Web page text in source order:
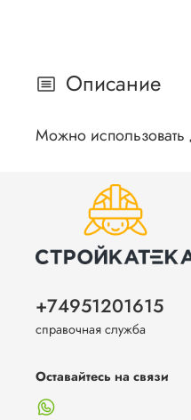
Описание
Можно
+74951201615
справочная служба
Оставайтесь на связи